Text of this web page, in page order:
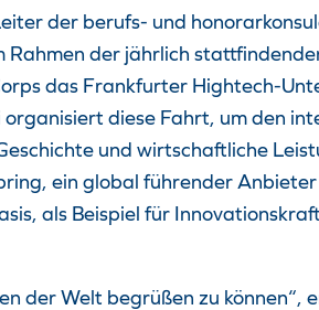
der berufs- und
Rahmen der jährlich
das Frankfurter Hightech-
organisiert diese Fahrt, um den
und wirtschaftliche
ein global führender Anbieter
als Beispiel für
der Welt begrüßen zu können“,